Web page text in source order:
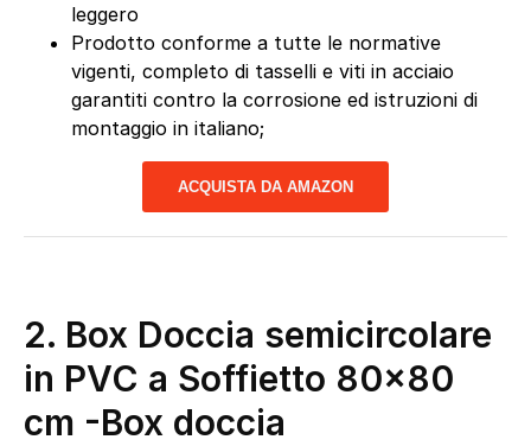
leggero
Prodotto conforme a tutte le normative
vigenti, completo di tasselli e viti in acciaio
garantiti contro la corrosione ed istruzioni di
montaggio in italiano;
ACQUISTA DA AMAZON
2. Box Doccia semicircolare
in PVC a Soffietto 80×80
cm -Box doccia